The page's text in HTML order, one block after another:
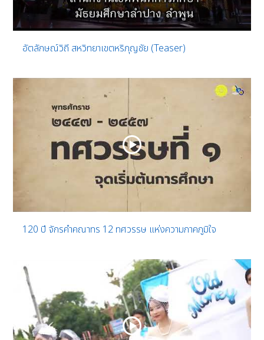
อัตลักษณ์วิถี สหวิทยาเขตหริภุญชัย (Teaser)
120 ปี จักรคำคณาทร 12 ทศวรรษ แห่งความภาคภูมิใจ